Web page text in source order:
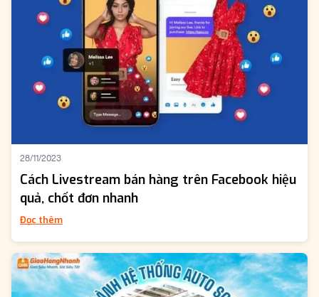
28/11/2023
Cách Livestream bán hàng trên Facebook hiệu
quả, chốt đơn nhanh
Đọc thêm